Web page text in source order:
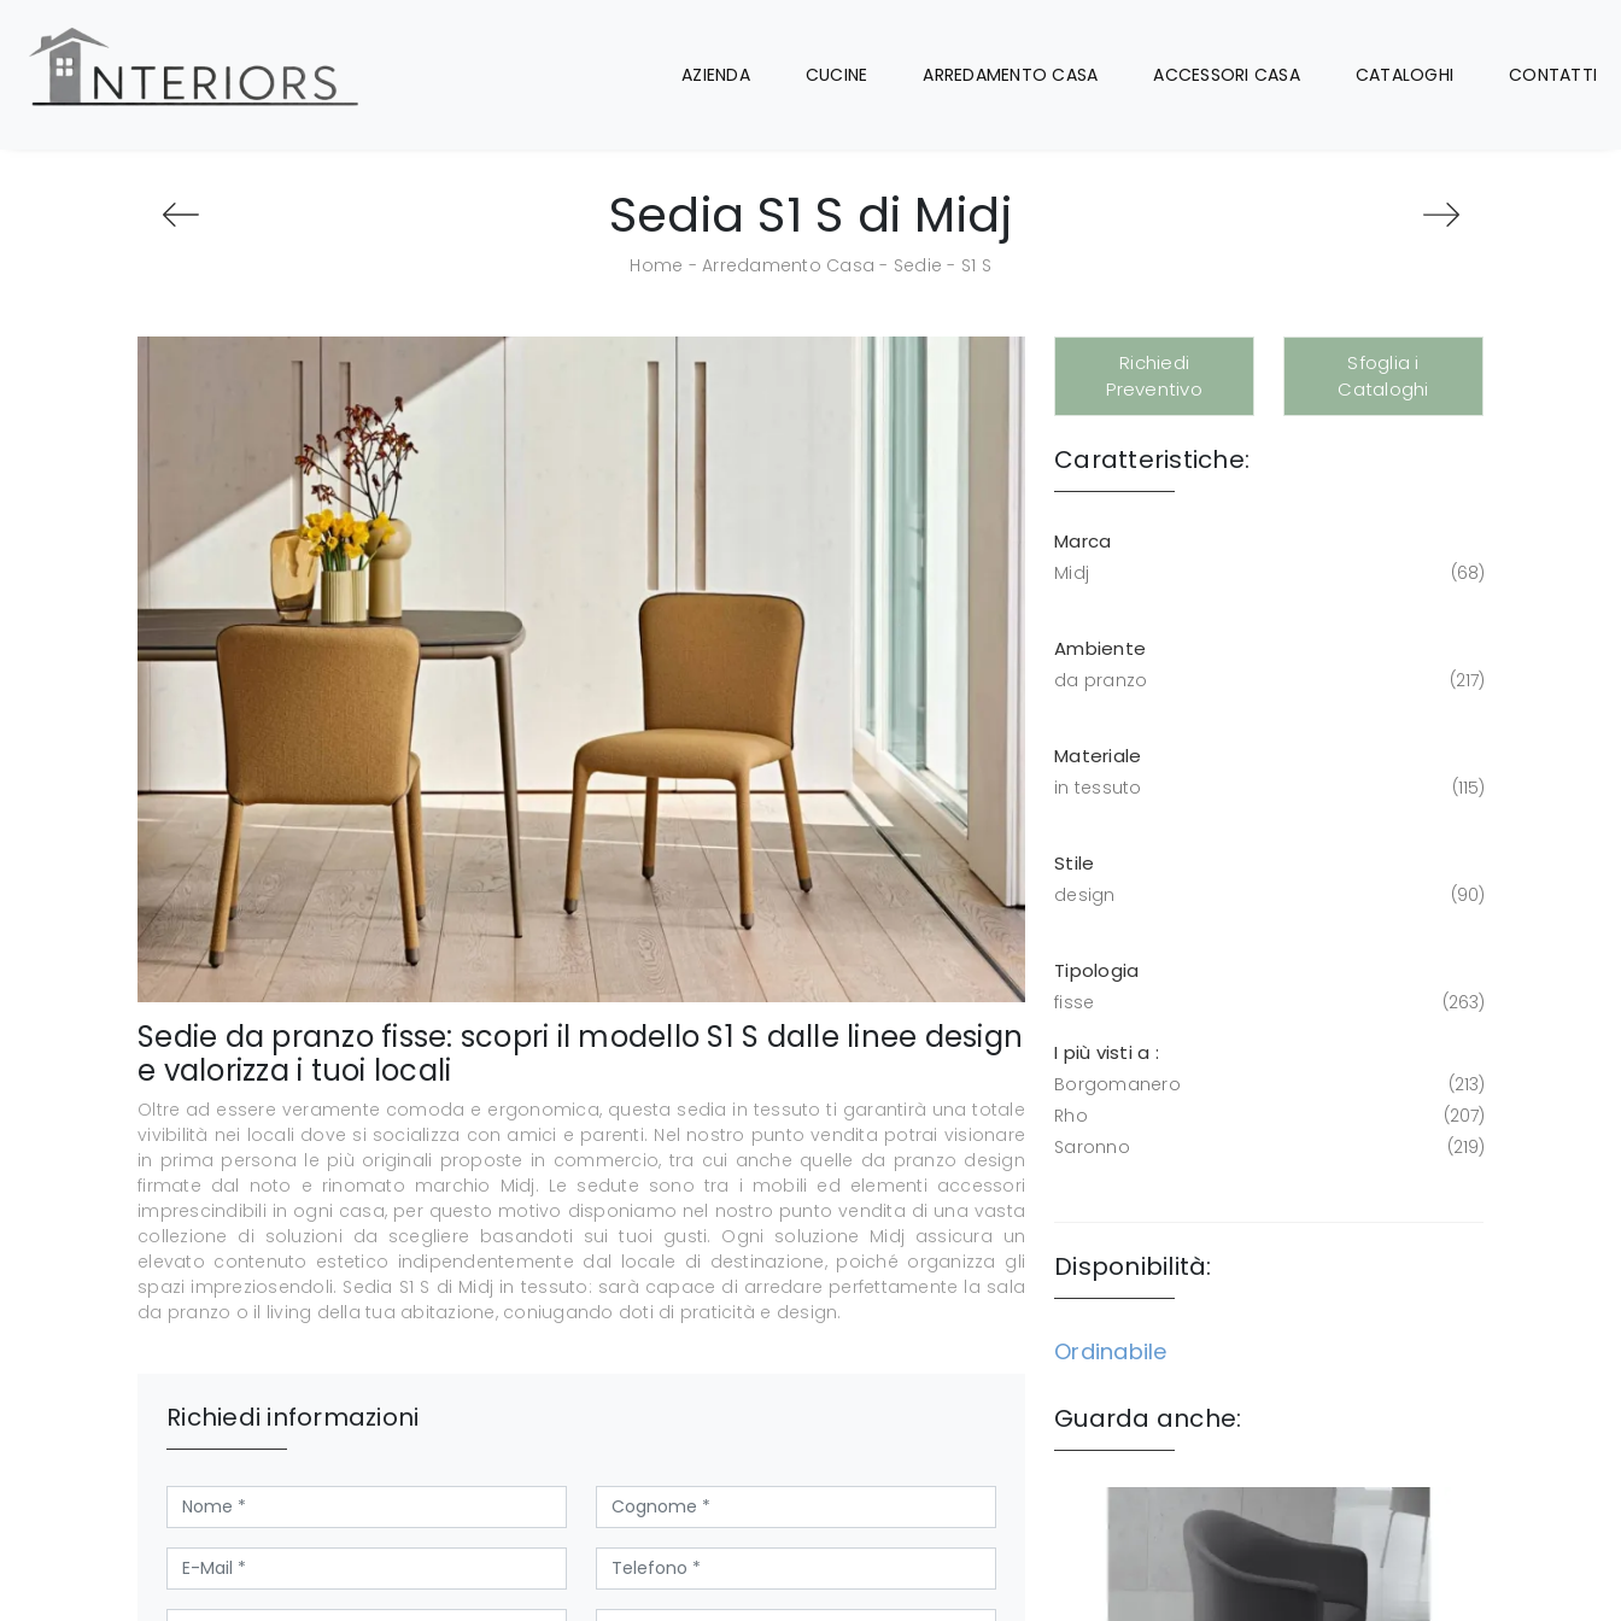
AZIENDA CUCINE ARREDAMENTO CASA ACCESSORI CASA CATALOGHI CONTATTI
Sedia S1 S di Midj
Home - Arredamento Casa - Sedie - S1 S
Sedie da pranzo fisse: scopri il modello S1 S dalle linee design
e valorizza i tuoi locali
Oltre ad essere veramente comoda e ergonomica, questa sedia in tessuto ti garantirà una totale
vivibilità nei locali dove si socializza con amici e parenti. Nel nostro punto vendita potrai visionare
in prima persona le più originali proposte in commercio, tra cui anche quelle da pranzo design
firmate dal noto e rinomato marchio Midj. Le sedute sono tra i mobili ed elementi accessori
imprescindibili in ogni casa, per questo motivo disponiamo nel nostro punto vendita di una vasta
collezione di soluzioni da scegliere basandoti sui tuoi gusti. Ogni soluzione Midj assicura un
elevato contenuto estetico indipendentemente dal locale di destinazione, poiché organizza gli
spazi impreziosendoli. Sedia S1 S di Midj in tessuto: sarà capace di arredare perfettamente la sala
da pranzo o il living della tua abitazione, coniugando doti di praticità e design.
Richiedi informazioni
Richiedi
Preventivo
Sfoglia i
Cataloghi
Caratteristiche:
Marca
Midj 68
Ambiente
da pranzo 217
Materiale
in tessuto 115
Stile
design 90
Tipologia
fisse 263
I più visti a :
Borgomanero
213
Rho
207
Saronno
219
Disponibilità:
Ordinabile
Guarda anche: